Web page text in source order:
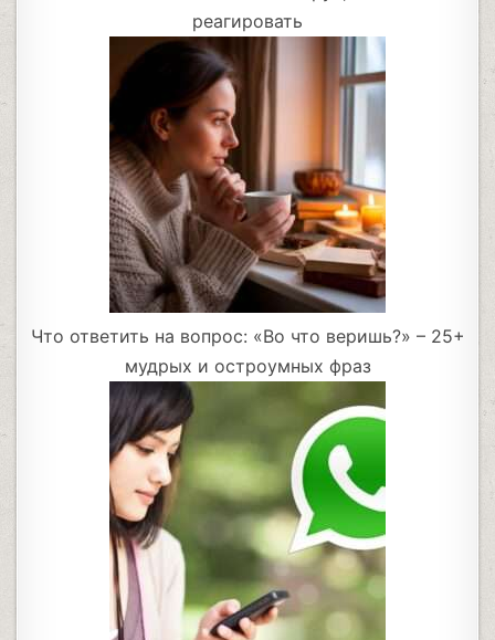
реагировать
Что ответить на вопрос: «Во что веришь?» – 25+
мудрых и остроумных фраз